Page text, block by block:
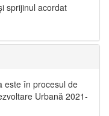
sprijinul acordat
este în procesul de
Urbană 2021‐